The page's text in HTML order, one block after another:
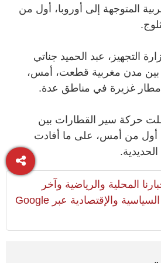
المتوجهة إلى أوروبا، أول من
التجهيز، عبد الحميد جناتي
بين مدن مغربية قطعت، أمس،
غزيرة في مناطق عدة.
حركة سير القطارات بين
أول من أمس، على ما أفادت
المحلية والرياضية وآخر
المستجدات السياسية والإقتصادية عبر Google